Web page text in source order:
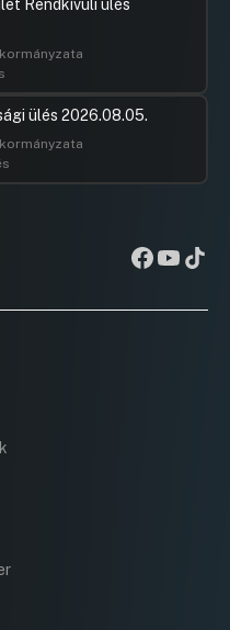
Rendkívüli ülés
ülés 2026.08.05.